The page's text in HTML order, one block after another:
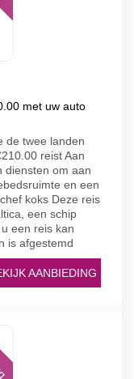
met uw auto
de twee landen
reist Aan
diensten om aan
en een
koks Deze reis
een schip
een reis kan
is afgestemd
AANBIEDING